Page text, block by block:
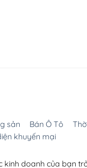
sản Bán Ô Tô
khuyến mại
kinh doanh của bạn